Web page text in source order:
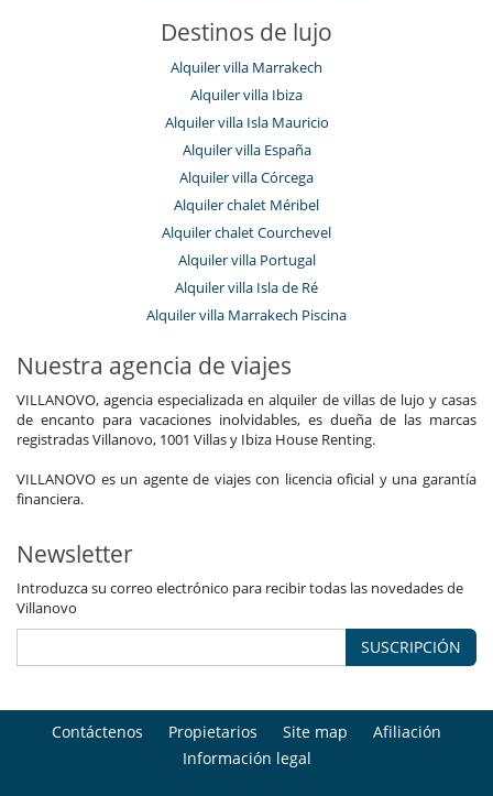
Destinos de lujo
Alquiler villa Marrakech
Alquiler villa Ibiza
Alquiler villa Isla Mauricio
Alquiler villa España
Alquiler villa Córcega
Alquiler chalet Méribel
Alquiler chalet Courchevel
Alquiler villa Portugal
Alquiler villa Isla de Ré
Alquiler villa Marrakech Piscina
Nuestra agencia de viajes
VILLANOVO, agencia especializada en alquiler de villas de lujo y casas
de encanto para vacaciones inolvidables, es dueña de las marcas
registradas Villanovo, 1001 Villas y Ibiza House Renting.
VILLANOVO es un agente de viajes con licencia oficial y una garantía
financiera.
Newsletter
Introduzca su correo electrónico para recibir todas las novedades de
Villanovo
SUSCRIPCIÓN
Contáctenos Propietarios Site map
Afiliación
Información legal